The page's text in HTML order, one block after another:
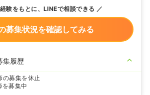
験をもとに、LINEで相談できる
募集状況を確認してみる
集履歴
の募集を休止
を募集中